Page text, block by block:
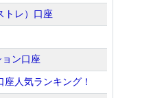
トレ）口座
ン口座
人気ランキング！